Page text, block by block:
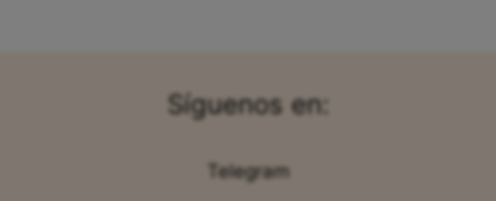
Síguenos en:
Telegram